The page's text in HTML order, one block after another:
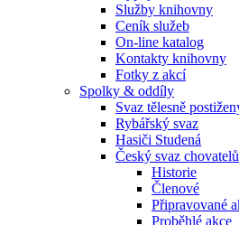
Služby knihovny
Ceník služeb
On-line katalog
Kontakty knihovny
Fotky z akcí
Spolky & oddíly
Svaz tělesně
Rybářský svaz
Hasiči Studená
Český svaz chovatelů
Historie
Členové
Připravované
Proběhlé akce